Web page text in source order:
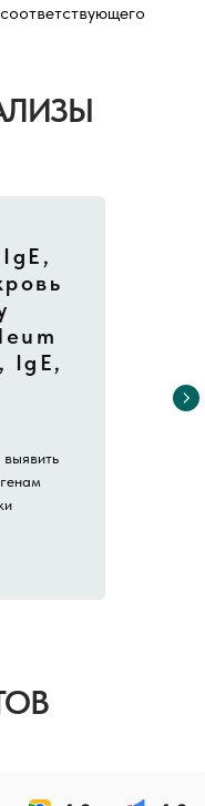
IgE,
выявить